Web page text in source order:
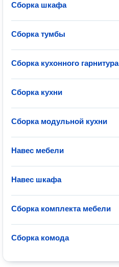
Сборка шкафа
Сборка тумбы
Сборка кухонного гарнитура
Сборка кухни
Сборка модульной кухни
Навес мебели
Навес шкафа
Сборка комплекта мебели
Сборка комода